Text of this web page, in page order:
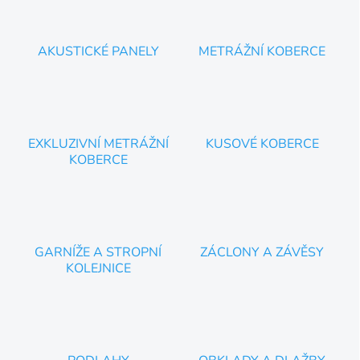
AKUSTICKÉ PANELY METRÁŽNÍ KOBERCE
EXKLUZIVNÍ METRÁŽNÍ
KOBERCE
KUSOVÉ KOBERCE
GARNÍŽE A STROPNÍ
KOLEJNICE
ZÁCLONY A ZÁVĚSY